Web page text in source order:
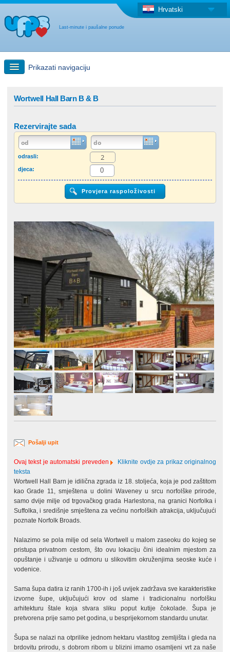
Last-minute i paušalne ponude
Hrvatski
Prikazati navigaciju
"Last Minute"ponuda + Paušalna ponuda
Druga država
Wortwell Hall Barn B & B
Rezervirajte sada
odrasli:
djeca:
Pošalji upit
Ovaj tekst je automatski preveden
Kliknite ovdje za prikaz originalnog
teksta
Wortwell Hall Barn je idilična zgrada iz 18. stoljeća, koja je pod zaštitom
kao Grade 11, smještena u dolini Waveney u srcu norfolške prirode,
samo dvije milje od trgovačkog grada Harlestona, na granici Norfolka i
Suffolka, i središnje smještena za većinu norfolških atrakcija, uključujući
poznate Norfolk Broads.
Nalazimo se pola milje od sela Wortwell u malom zaseoku do kojeg se
pristupa privatnom cestom, što ovu lokaciju čini idealnim mjestom za
opuštanje i uživanje u odmoru u slikovitim okruženjima seoske kuće i
vodenice.
Sama šupa datira iz ranih 1700-ih i još uvijek zadržava sve karakteristike
izvorne šupe, uključujući krov od slame i tradicionalnu norfolšku
arhitekturu štale koja stvara sliku poput kutije čokolade. Šupa je
pretvorena prije samo pet godina, u besprijekornom standardu unutar.
Šupa se nalazi na otprilike jednom hektaru vlastitog zemljišta i gleda na
brdovitu prirodu, s dobrom ribom u blizini imamo osamljeni vrt za naše